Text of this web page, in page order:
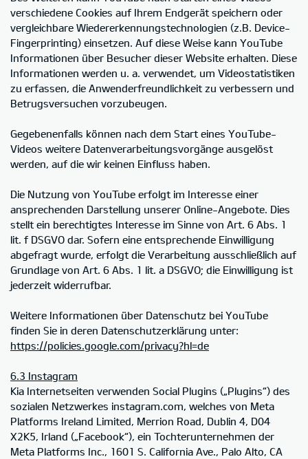
verschiedene Cookies auf Ihrem Endgerät speichern oder
vergleichbare Wiedererkennungstechnologien (z.B. Device-
Fingerprinting) einsetzen. Auf diese Weise kann YouTube
Informationen über Besucher dieser Website erhalten. Diese
Informationen werden u. a. verwendet, um Videostatistiken
zu erfassen, die Anwenderfreundlichkeit zu verbessern und
Betrugsversuchen vorzubeugen.
Gegebenenfalls können nach dem Start eines YouTube-
Videos weitere Datenverarbeitungsvorgänge ausgelöst
werden, auf die wir keinen Einfluss haben.
Die Nutzung von YouTube erfolgt im Interesse einer
ansprechenden Darstellung unserer Online-Angebote. Dies
stellt ein berechtigtes Interesse im Sinne von Art. 6 Abs. 1
lit. f DSGVO dar. Sofern eine entsprechende Einwilligung
abgefragt wurde, erfolgt die Verarbeitung ausschließlich auf
Grundlage von Art. 6 Abs. 1 lit. a DSGVO; die Einwilligung ist
jederzeit widerrufbar.
Weitere Informationen über Datenschutz bei YouTube
finden Sie in deren Datenschutzerklärung unter:
https://policies.google.com/privacy?hl=de
6.3 Instagram
Kia Internetseiten verwenden Social Plugins („Plugins“) des
sozialen Netzwerkes instagram.com, welches von Meta
Platforms Ireland Limited, Merrion Road, Dublin 4, D04
X2K5, Irland („Facebook“), ein Tochterunternehmen der
Meta Platforms Inc., 1601 S. California Ave., Palo Alto, CA